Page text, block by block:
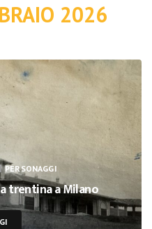
2026
PERSONAGGI
trentina a Milano